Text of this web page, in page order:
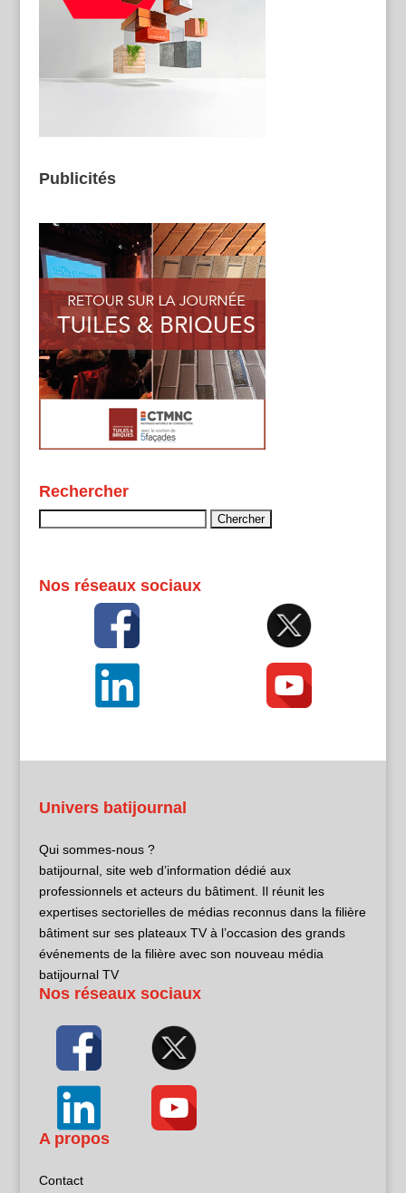
Publicités
Rechercher
Nos réseaux sociaux
Univers batijournal
Qui sommes-nous ?
batijournal, site web d’information dédié aux
professionnels et acteurs du bâtiment. Il réunit les
expertises sectorielles de médias reconnus dans la filière
bâtiment sur ses plateaux TV à l’occasion des grands
événements de la filière avec son nouveau média
batijournal TV
Nos réseaux sociaux
A propos
Contact